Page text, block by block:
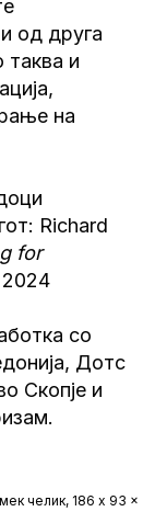
од друга
таква и
на
Richard
for
2024
со
Дотс
Скопје и
челик, 186 x 93 x